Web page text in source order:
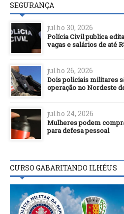
SEGURANÇA
julho 30, 2026
Polícia Civil publica
vagas e salários de até
julho 26, 2026
Dois policiais militares
operação no Nordeste
julho 24, 2026
Mulheres podem
para defesa pessoal
CURSO GABARITANDO ILHÉUS